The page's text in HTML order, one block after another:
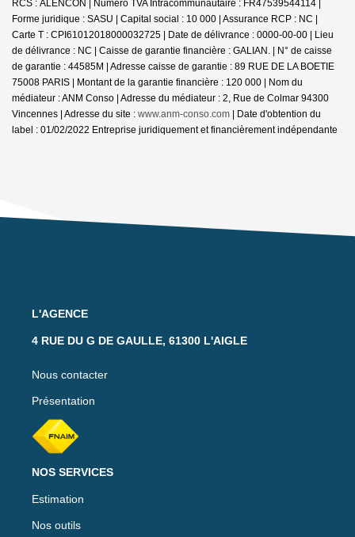
RCS : ALENCON | Numero TVA Intracommunautaire : FR47539544114 |
Forme juridique : SASU | Capital social : 10 000 | Assurance RCP : NC |
Carte T : CPI61012018000032725 | Date de délivrance : 0000-00-00 | Lieu
de délivrance : NC | Caisse de garantie financière : GALIAN. | N° de caisse
de garantie : 44585M | Adresse caisse de garantie : 89 RUE DE LA BOETIE
75008 PARIS | Montant de la garantie financière : 120 000 | Nom du
médiateur : ANM Conso | Adresse du médiateur : 2, Rue de Colmar 94300
Vincennes | Adresse du site : www.anm-conso.com | Date d'obtention du
label : 01/02/2022 Entreprise juridiquement et financièrement indépendante
L'AGENCE
4 RUE DU G DE GAULLE, 61300 L'AIGLE
Nous contacter
Présentation
NOS SERVICES
Estimation
Nos outils